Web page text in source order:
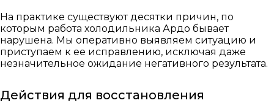
На практике существуют десятки причин, по
которым работа холодильника Ардо бывает
нарушена. Мы оперативно выявляем ситуацию и
приступаем к ее исправлению, исключая даже
незначительное ожидание негативного результата.
Действия для восстановления